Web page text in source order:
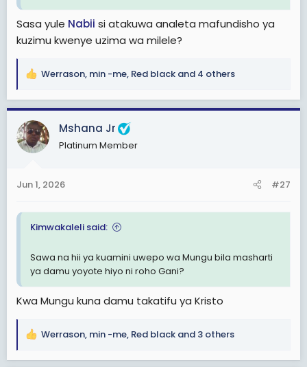
Sasa yule Nabii si atakuwa analeta mafundisho ya
kuzimu kwenye uzima wa milele?
R
a
c
t
i
s
Werrason, min -me, Red black and 4 others
Mshana Jr
Platinum Member
Jun 1, 2026 #27
Kimwakaleli said:
Sawa na hii ya kuamini uwepo wa Mungu bila masharti
ya damu yoyote hiyo ni roho Gani?
Kwa Mungu kuna damu takatifu ya Kristo
R
Werrason, min -me, Red black and 3 others